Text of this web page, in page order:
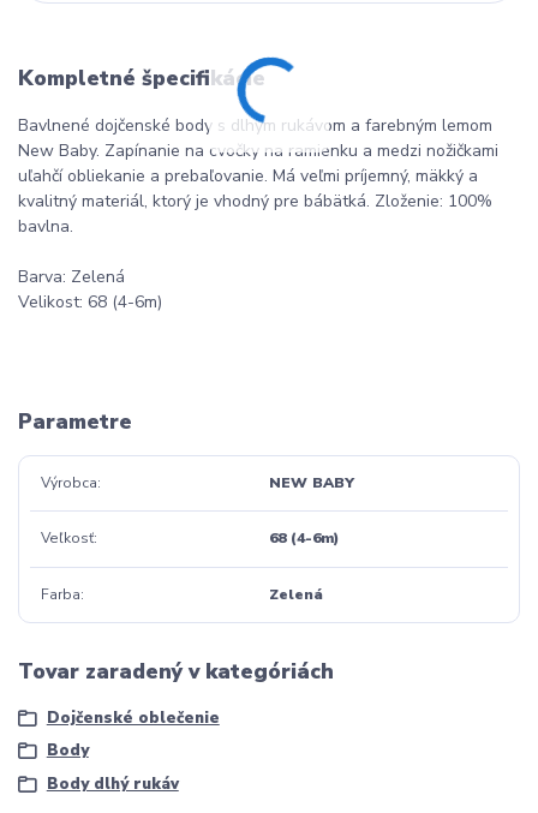
Kompletné špecifikácie
Bavlnené dojčenské body s dlhým rukávom a farebným lemom
New Baby. Zapínanie na cvočky na ramienku a medzi nožičkami
uľahčí obliekanie a prebaľovanie. Má veľmi príjemný, mäkký a
kvalitný materiál, ktorý je vhodný pre bábätká. Zloženie: 100%
bavlna.
Barva: Zelená
Velikost: 68 (4-6m)
Parametre
Výrobca NEW BABY
Veľkosť 68 (4-6m)
Farba Zelená
Tovar zaradený v kategóriách
Dojčenské oblečenie
Body
Body dlhý rukáv